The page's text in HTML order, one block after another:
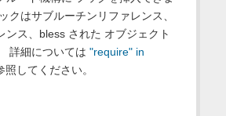
クはサブルーチンリファレンス、
ンス、bless された オブジェクト
詳細については "require" in
してください。